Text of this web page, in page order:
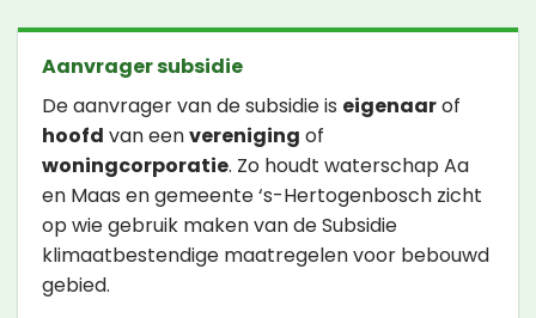
Aanvrager subsidie
De aanvrager van de subsidie is eigenaarof
hoofd van eenvereniging of
woningcorporatie. Zo houdt waterschap Aa
en Maas en gemeente ‘s-Hertogenbosch zicht
op wie gebruik maken van de Subsidie
klimaatbestendige maatregelen voor bebouwd
gebied.